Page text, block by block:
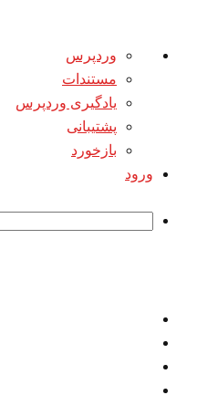
درباره
وردپرس
وردپرس
مستندات
یادگیری وردپرس
پشتیبانی
بازخورد
ورود